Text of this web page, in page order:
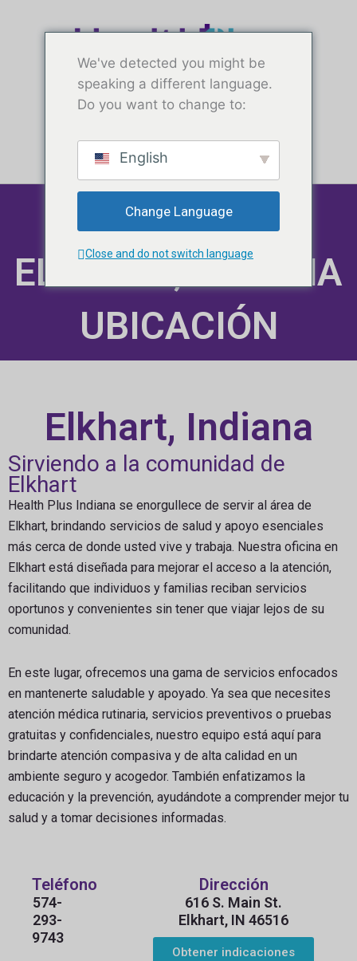
Pruebas gratuitas
NUESTRO
ELKHART, INDIANA
UBICACIÓN
Elkhart, Indiana
Sirviendo a la comunidad de
Elkhart
Health Plus Indiana se enorgullece de servir al área de
Elkhart, brindando servicios de salud y apoyo esenciales
más cerca de donde usted vive y trabaja. Nuestra oficina en
Elkhart está diseñada para mejorar el acceso a la atención,
facilitando que individuos y familias reciban servicios
oportunos y convenientes sin tener que viajar lejos de su
comunidad.
En este lugar, ofrecemos una gama de servicios enfocados
en mantenerte saludable y apoyado. Ya sea que necesites
atención médica rutinaria, servicios preventivos o pruebas
gratuitas y confidenciales, nuestro equipo está aquí para
brindarte atención compasiva y de alta calidad en un
ambiente seguro y acogedor. También enfatizamos la
educación y la prevención, ayudándote a comprender mejor tu
salud y a tomar decisiones informadas.
Teléfono
574-
293-
9743
Dirección
616 S. Main St.
Elkhart, IN 46516
Obtener indicaciones
We've detected you might be
speaking a different language.
Do you want to change to:
English
Change Language
Close and do not switch language